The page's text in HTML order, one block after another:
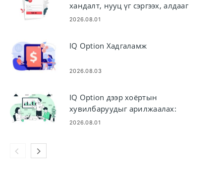
хандалт, нууц үг сэргээх, алдааг
олж засварлах
2026.08.01
IQ Option Хадгаламж
2026.08.03
IQ Option дээр хоёртын
хувилбаруудыг арилжаалах:
Алхам алхмаар арилжаа хийх
2026.08.01